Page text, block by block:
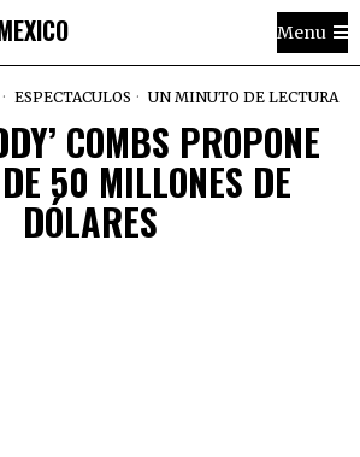
Menu
ESPECTACULOS UN MINUTO DE LECTURA
COMBS PROPONE
50 MILLONES DE
DÓLARES